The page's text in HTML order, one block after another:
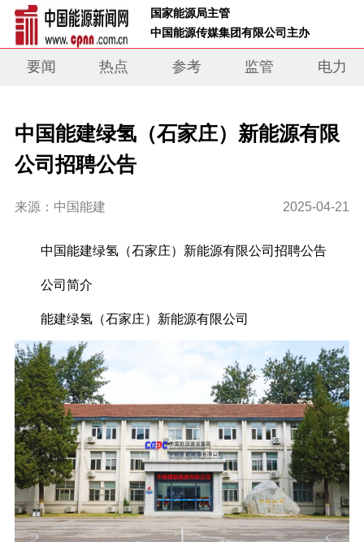
国家能源局主管
中国能源传媒集团有限公司主办
要闻 热点 参考 监管 电力
中国能建绿氢（石家庄）新能源有限
公司招聘公告
来源：中国能建 2025-04-21
中国能建绿氢（石家庄）新能源有限公司招聘公告
公司简介
能建绿氢（石家庄）新能源有限公司